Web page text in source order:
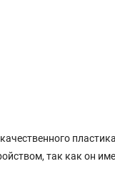
так как он